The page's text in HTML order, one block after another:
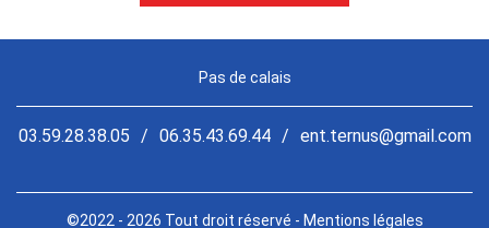
Pas de calais
03.59.28.38.05 / 06.35.43.69.44 / ent.ternus@gmail.com
©2022 - 2026 Tout droit réservé - Mentions légales